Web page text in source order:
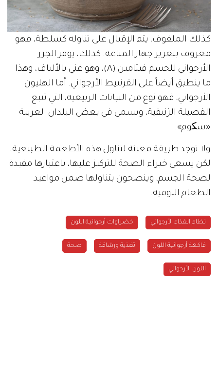
كذلك الملفوف، يتم الإقبال على تناوله كسلطة، فهو
معروف بتعزيز جهاز المناعة. كذلك، يوفر الجزر
الأرجواني للجسم فيتامين (A)، وهو غني بالألياف، وهذا
ما ينطبق أيضاً على القرنبيط الأرجواني. أما الهليون
الأرجواني، فهو نوع من النباتات الربيعية، التي تتبع
الفصيلة الزنبقية، ويسمى في بعض البلدان العربية
«سکوم».
ولا توجد طريقة معينة لتناول هذه الأطعمة الطبيعية،
لكن يسعى خبراء الصحة للتركيز عليها، باعتبارها مفيدة
لصحة الجسم، وينصحون بتناولها ضمن مواعيد
الطعام اليومية.
نظام الغذاء الأرجواني خضراوات أرجوانية اللون
فاكهة أرجوانية اللون تغذية ورشاقة صحة
اللون الأرجواني